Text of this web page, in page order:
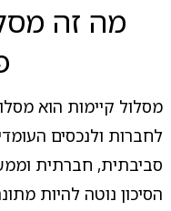
מה זה
מסלול קיימות הוא
לחברות ולנכסים
הסיכון נוטה להיות